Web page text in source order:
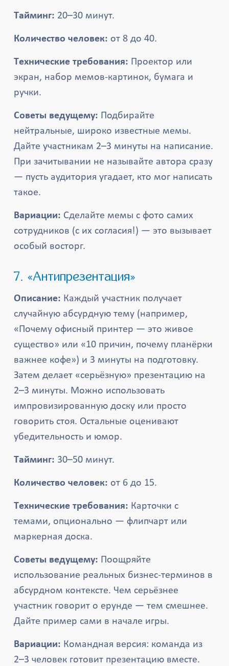
Тайминг: 20–30 минут.
Количество человек: от 8 до 40.
Технические требования: Проектор или
экран, набор мемов-картинок, бумага и
ручки.
Советы ведущему: Подбирайте
нейтральные, широко известные мемы.
Дайте участникам 2–3 минуты на написание.
При зачитывании не называйте автора сразу
— пусть аудитория угадает, кто мог написать
такое.
Вариации: Сделайте мемы с фото самих
сотрудников (с их согласия!) — это вызывает
особый восторг.
7. «Антипрезентация»
Описание: Каждый участник получает
случайную абсурдную тему (например,
«Почему офисный принтер — это живое
существо» или «10 причин, почему планёрки
важнее кофе») и 3 минуты на подготовку.
Затем делает «серьёзную» презентацию на
2–3 минуты. Можно использовать
импровизированную доску или просто
говорить стоя. Остальные оценивают
убедительность и юмор.
Тайминг: 30–50 минут.
Количество человек: от 6 до 15.
Технические требования: Карточки с
темами, опционально — флипчарт или
маркерная доска.
Советы ведущему: Поощряйте
использование реальных бизнес-терминов в
абсурдном контексте. Чем серьёзнее
участник говорит о ерунде — тем смешнее.
Дайте пример сами в начале игры.
Вариации: Командная версия: команда из
2–3 человек готовит презентацию вместе.